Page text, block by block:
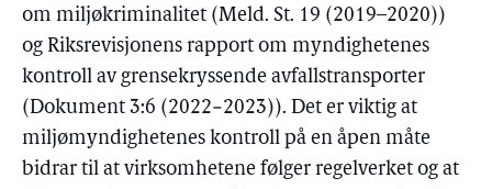
om miljøkriminalitet (Meld. St. 19 (2019–2020))
og Riksrevisjonens rapport om myndighetenes
kontroll av grensekryssende avfallstransporter
(Dokument 3:6 (2022−2023)). Det er viktig at
miljømyndighetenes kontroll på en åpen måte
bidrar til at virksomhetene følger regelverket og at